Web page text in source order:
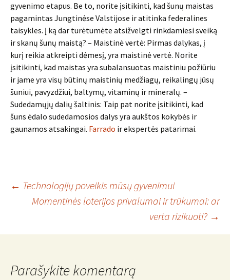
gyvenimo etapus. Be to, norite įsitikinti, kad šunų maistas
pagamintas Jungtinėse Valstijose ir atitinka federalines
taisykles. Į ką dar turėtumėte atsižvelgti rinkdamiesi sveiką
ir skanų šunų maistą? – Maistinė vertė: Pirmas dalykas, į
kurį reikia atkreipti dėmesį, yra maistinė vertė. Norite
įsitikinti, kad maistas yra subalansuotas maistiniu požiūriu
ir jame yra visų būtinų maistinių medžiagų, reikalingų jūsų
šuniui, pavyzdžiui, baltymų, vitaminų ir mineralų. –
Sudedamųjų dalių šaltinis: Taip pat norite įsitikinti, kad
šuns ėdalo sudedamosios dalys yra aukštos kokybės ir
gaunamos atsakingai. Farrado ir ekspertės patarimai.
Įrašo
← Technologijų poveikis mūsų gyvenimui
Momentinės loterijos privalumai ir trūkumai: ar
verta rizikuoti? →
Parašykite komentarą